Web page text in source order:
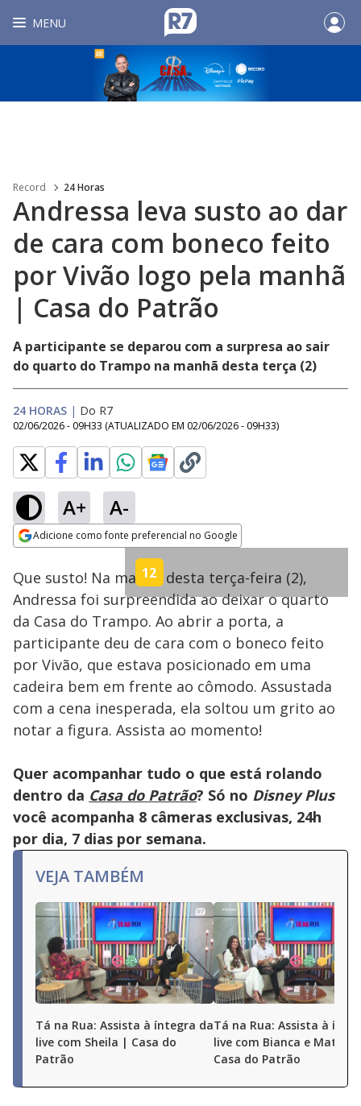
MENU
Record 24 Horas
Andressa leva susto ao dar
de cara com boneco feito
por Vivão logo pela manhã
| Casa do Patrão
A participante se deparou com a surpresa ao sair
do quarto do Trampo na manhã desta terça (2)
24 HORAS | Do R7
02/06/2026 - 09H33 (ATUALIZADO EM 02/06/2026 - 09H33)
A+ A-
Adicione como fonte preferencial no Google
Opens in new window
Ativar
84.06%
Que susto! Na manhã desta terça-feira (2),
Andressa foi surpreendida ao deixar o quarto
da Casa do Trampo. Ao abrir a porta, a
participante deu de cara com o boneco feito
por Vivão, que estava posicionado em uma
cadeira bem em frente ao cômodo. Assustada
com a cena inesperada, ela soltou um grito ao
notar a figura. Assista ao momento!
Quer acompanhar tudo o que está rolando
dentro da Casa do Patrão? Só no Disney Plus
você acompanha 8 câmeras exclusivas, 24h
por dia, 7 dias por semana.
VEJA TAMBÉM
Tá na Rua: Assista à íntegra da
live com Sheila | Casa do
Patrão
Tá na Rua: Assista à
live com Bianca e
Casa do Patrão